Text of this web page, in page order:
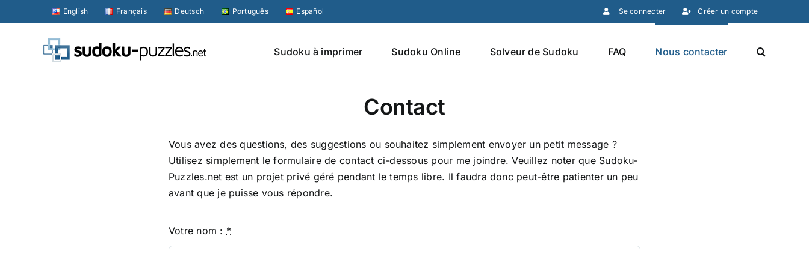
to
English Français Deutsch Português Español Se connecter Créer un compte
Sudoku à imprimer Sudoku Online Solveur de Sudoku FAQ Nous contacter
Contact
Vous avez des questions, des suggestions ou souhaitez simplement envoyer un petit message ?
Utilisez simplement le formulaire de contact ci-dessous pour me joindre. Veuillez noter que Sudoku-
Puzzles.net est un projet privé géré pendant le temps libre. Il faudra donc peut-être patienter un peu
avant que je puisse vous répondre.
Votre nom : *